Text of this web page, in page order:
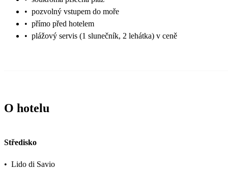
• pozvolný vstupem do moře
• přímo před hotelem
• plážový servis (1 slunečník, 2 lehátka) v ceně
O hotelu
Středisko
• Lido di Savio